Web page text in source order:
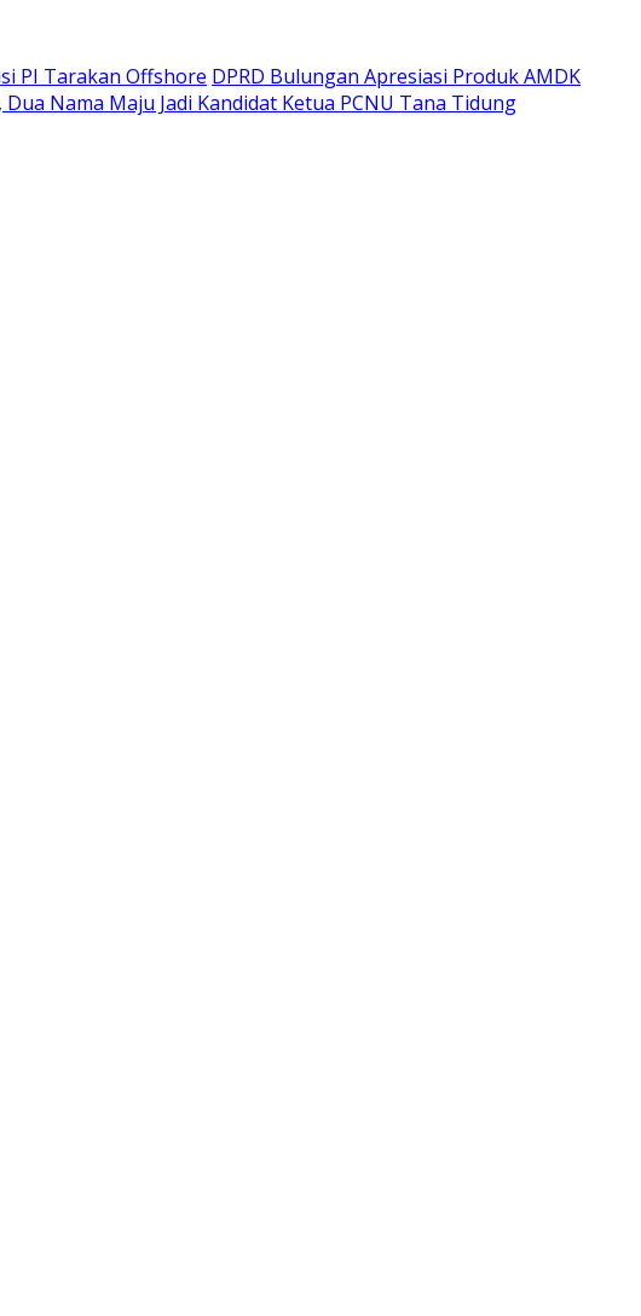
PI Tarakan Offshore DPRD Bulungan Apresiasi Produk AMDK
Dua Nama Maju Jadi Kandidat Ketua PCNU Tana Tidung